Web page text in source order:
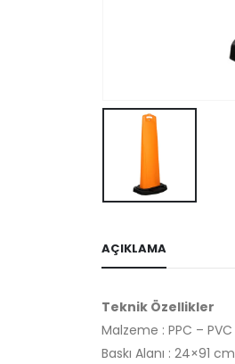
AÇIKLAMA
Teknik Özellikler
Malzeme : PPC – PVC
Baskı Alanı : 24×91 cm